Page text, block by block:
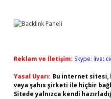
Reklam ve İletişim: Skype:
Yasal Uyarı: Bu internet sitesi,
veya şahıs şirketi ile hiçbir
Sitede yalnızca kendi